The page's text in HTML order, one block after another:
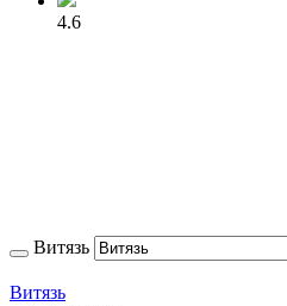
4.6
Витязь
Витязь